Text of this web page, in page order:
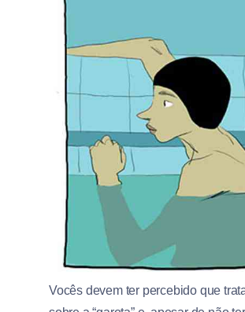
Vocês devem ter percebido que